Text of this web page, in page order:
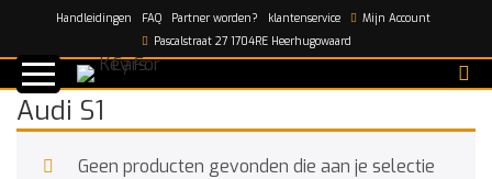
Handleidingen FAQ Partner worden? klantenservice
Mijn Account
Pascalstraat 27 1704RE Heerhugowaard
Home/Audi S1
Audi S1
Geen producten gevonden die aan je selectie